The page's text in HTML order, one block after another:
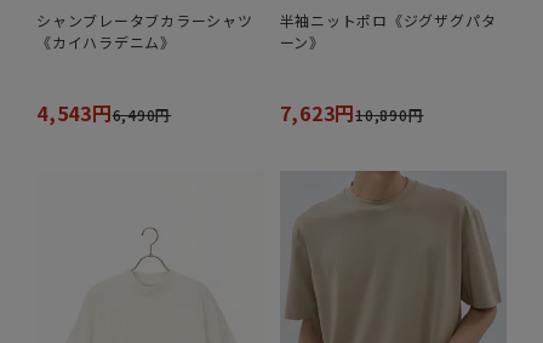
シャンブレータブカラーシャツ
《カイハラデニム》
4,543円6,490円
半袖ニットポロ《ジグザグパタ
ーン》
7,623円10,890円